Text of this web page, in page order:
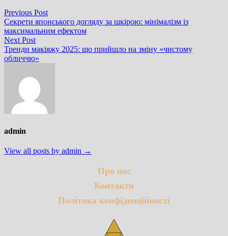
Навігація
записів
Previous PostPrevious
post:
Секрети японського догляду за шкірою: мінімалізм із
максимальним ефектом
Next PostNext
post:
Тренди макіяжу 2025: що прийшло на зміну «чистому
обличчю»
admin
View all posts by admin →
Про нас
Контакти
Політика конфіденційності